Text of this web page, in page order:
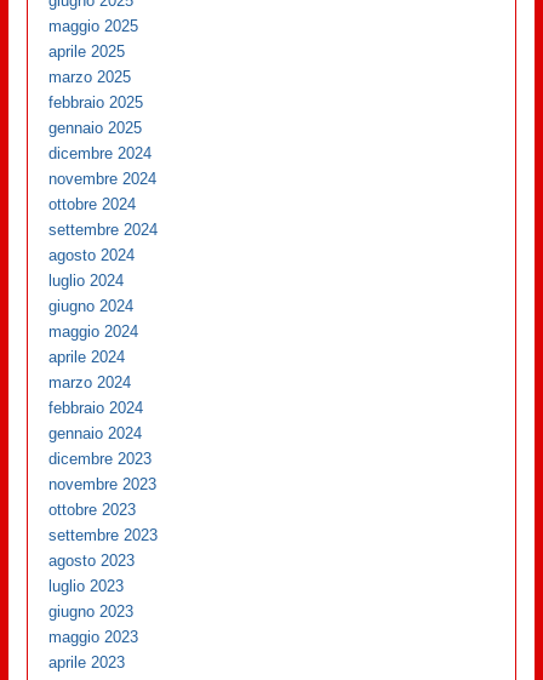
maggio 2025
aprile 2025
marzo 2025
febbraio 2025
gennaio 2025
dicembre 2024
novembre 2024
ottobre 2024
settembre 2024
agosto 2024
luglio 2024
giugno 2024
maggio 2024
aprile 2024
marzo 2024
febbraio 2024
gennaio 2024
dicembre 2023
novembre 2023
ottobre 2023
settembre 2023
agosto 2023
luglio 2023
giugno 2023
maggio 2023
aprile 2023